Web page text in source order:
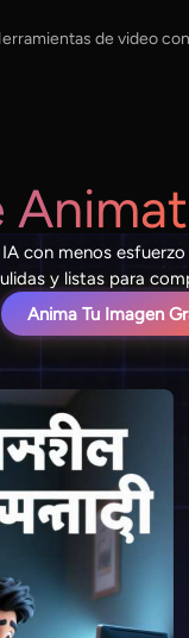
de video
con menos
y listas para
Anima Tu Imagen